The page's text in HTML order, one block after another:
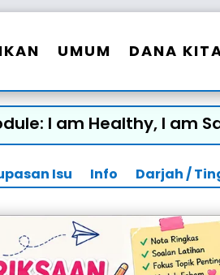
UMUM DANA
I am Healthy, I am
Isu Info Darjah /